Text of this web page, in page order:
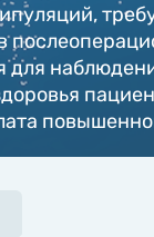
для